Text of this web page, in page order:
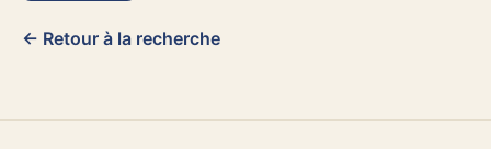
← Retour à la recherche